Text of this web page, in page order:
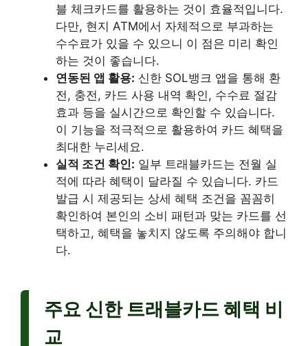
블 체크카드를 활용하는 것이 효율적입니다.
다만, 현지 ATM에서 자체적으로 부과하는
수수료가 있을 수 있으니 이 점은 미리 확인
하는 것이 좋습니다.
연동된 앱 활용: 신한 SOL뱅크 앱을 통해 환
전, 충전, 카드 사용 내역 확인, 수수료 절감
효과 등을 실시간으로 확인할 수 있습니다.
이 기능을 적극적으로 활용하여 카드 혜택을
최대한 누리세요.
실적 조건 확인: 일부 트래블카드는 전월 실
적에 따라 혜택이 달라질 수 있습니다. 카드
발급 시 제공되는 상세 혜택 조건을 꼼꼼히
확인하여 본인의 소비 패턴과 맞는 카드를 선
택하고, 혜택을 놓치지 않도록 주의해야 합니
다.
주요 신한 트래블카드 혜택 비
교